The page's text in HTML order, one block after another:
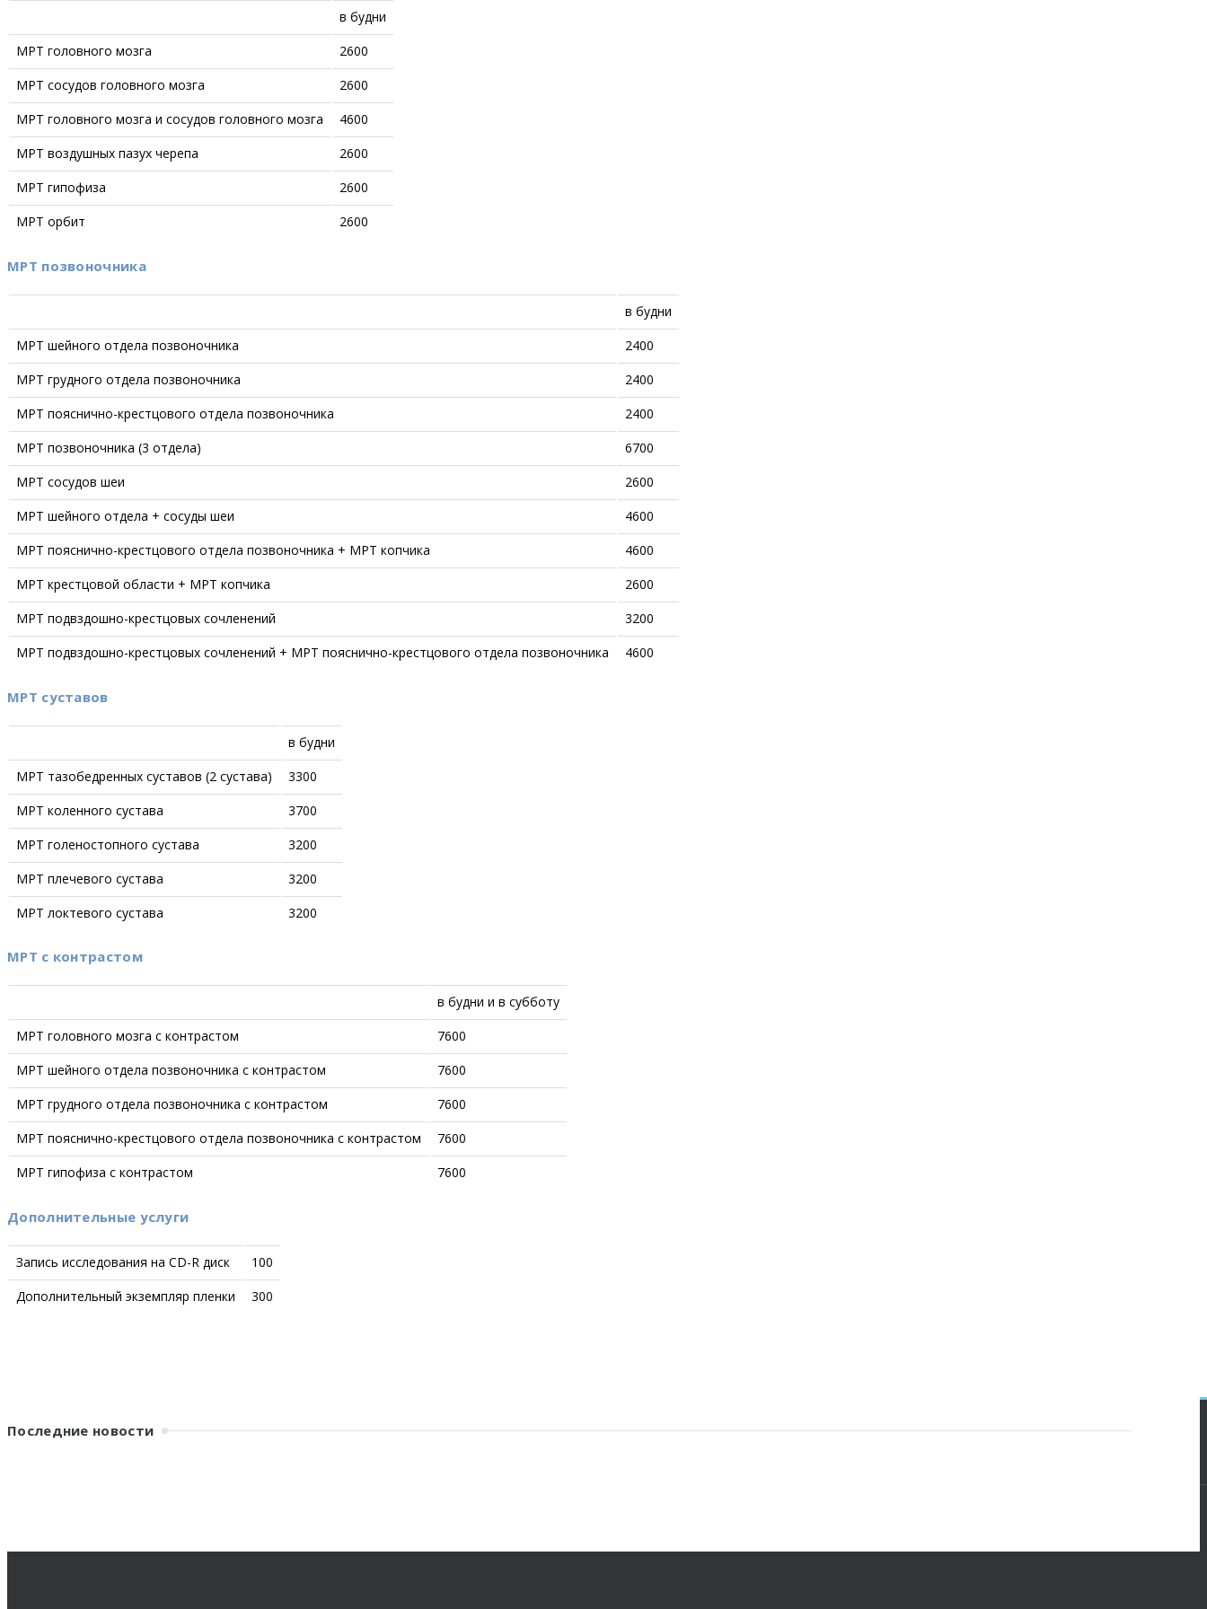
в будни
МРТ головного мозга
2600
МРТ сосудов головного мозга
2600
МРТ головного мозга и сосудов головного мозга
4600
МРТ воздушных пазух черепа
2600
МРТ гипофиза
2600
МРТ орбит
2600
МРТ позвоночника
в будни
МРТ шейного отдела позвоночника
2400
МРТ грудного отдела позвоночника
2400
МРТ пояснично-крестцового отдела позвоночника
2400
МРТ позвоночника (3 отдела)
6700
МРТ сосудов шеи
2600
МРТ шейного отдела + сосуды шеи
4600
МРТ пояснично-крестцового отдела позвоночника + МРТ копчика
4600
МРТ крестцовой области + МРТ копчика
2600
МРТ подвздошно-крестцовых сочленений
3200
МРТ подвздошно-крестцовых сочленений + МРТ пояснично-крестцового отдела позвоночника
4600
МРТ суставов
в будни
МРТ тазобедренных суставов (2 сустава)
3300
МРТ коленного сустава
3700
МРТ голеностопного сустава
3200
МРТ плечевого сустава
3200
МРТ локтевого сустава
3200
МРТ с контрастом
в будни и в субботу
МРТ головного мозга с контрастом
7600
МРТ шейного отдела позвоночника с контрастом
7600
МРТ грудного отдела позвоночника с контрастом
7600
МРТ пояснично-крестцового отдела позвоночника с контрастом
7600
МРТ гипофиза с контрастом
7600
Дополнительные услуги
Запись исследования на CD-R диск
100
Дополнительный экземпляр пленки
300
Последние новости